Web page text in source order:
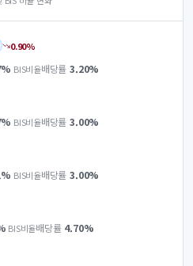
0.90%
% BIS비율배당률 3.20%
% BIS비율배당률 3.00%
% BIS비율배당률 3.00%
BIS비율배당률 4.70%